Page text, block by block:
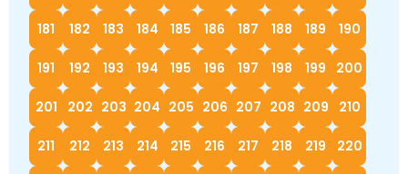
181 182 183 184 185 186 187 188 189 190
191 192 193 194 195 196 197 198 199 200
201 202 203 204 205 206 207 208 209 210
211 212 213 214 215 216 217 218 219 220